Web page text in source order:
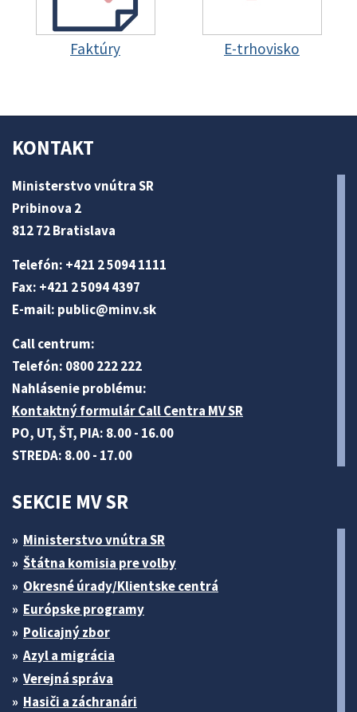
Faktúry E-trhovisko
KONTAKT
Ministerstvo vnútra SR
Pribinova 2
812 72 Bratislava
Telefón: +421 2 5094 1111
Fax: +421 2 5094 4397
E-mail: public@minv.sk
Call centrum:
Telefón: 0800 222 222
Nahlásenie problému:
Kontaktný formulár Call Centra MV SR
PO, UT, ŠT, PIA: 8.00 - 16.00
STREDA: 8.00 - 17.00
SEKCIE MV SR
Ministerstvo vnútra SR
Štátna komisia pre volby
Okresné úrady/Klientske centrá
Európske programy
Policajný zbor
Azyl a migrácia
Verejná správa
Hasiči a záchranári